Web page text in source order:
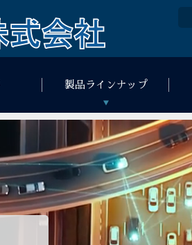
製品ラインナップ